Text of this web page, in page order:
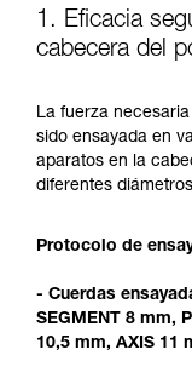
y un
través de
ejecutar
su
1. Eficacia
cabecera del
La fuerza
sido ensayada en
aparatos en la
diferentes
Protocolo de
- Cuerdas
SEGMENT 8 mm,
10,5 mm, AXIS 11